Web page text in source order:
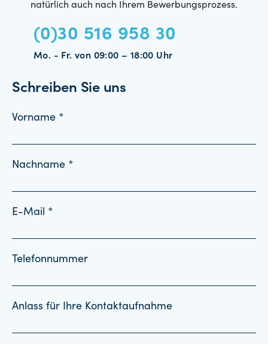
natürlich auch nach Ihrem Bewerbungsprozess.
(0)30 516 958 30
Mo. - Fr. von 09:00 – 18:00 Uhr
Schreiben Sie uns
Vorname *
Nachname *
E-Mail *
Telefonnummer
Anlass für Ihre Kontaktaufnahme